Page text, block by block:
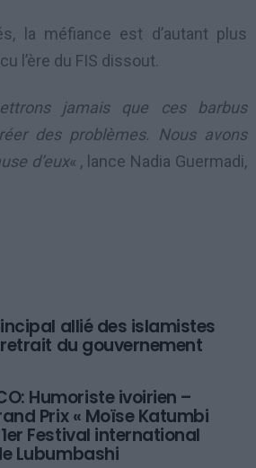
la méfiance est d’autant plus
l’ère du FIS dissout.
jamais que ces barbus
des problèmes. Nous avons
d’eux« , lance Nadia Guermadi,
allié des islamistes
du gouvernement
Humoriste ivoirien –
Prix « Moïse Katumbi
Festival international
Lubumbashi